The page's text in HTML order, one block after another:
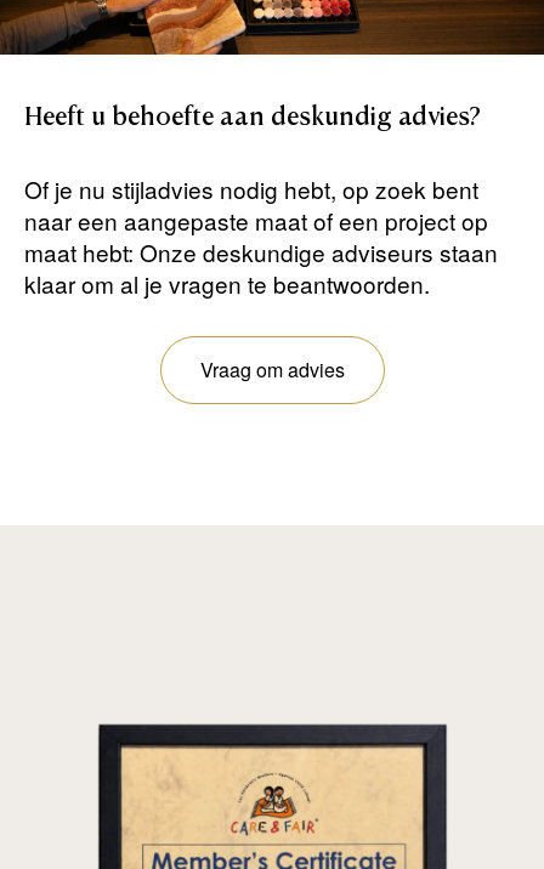
Heeft u behoefte aan deskundig advies?
Of je nu stijladvies nodig hebt, op zoek bent
naar een aangepaste maat of een project op
maat hebt: Onze deskundige adviseurs staan ​​
klaar om al je vragen te beantwoorden.
Vraag om advies